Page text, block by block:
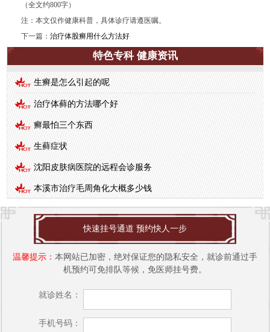
（全文约800字）
注：本文仅作健康科普，具体诊疗请遵医嘱。
下一篇：治疗体股癣用什么方法好
特色专科 健康资讯
生癣是怎么引起的呢
治疗体藓的方法哪个好
癣最怕三个东西
生藓症状
沈阳皮肤病医院的远程会诊服务
本溪市治疗毛周角化大概多少钱
快速挂号通道 预约快人一步
温馨提示： 本网站已加密，绝对保证您的隐私安全，就诊前通过手
机预约可免排队等候，免医师挂号费。
就诊姓名：
手机号码：